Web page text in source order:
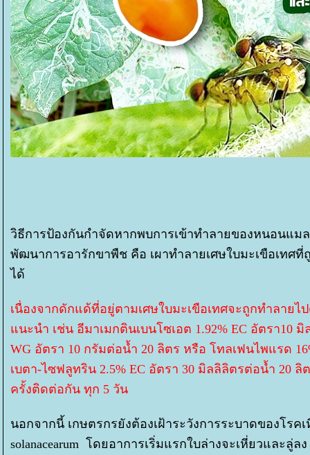
วิธีการป้องกันกำจัดหากพบการเข้าทำลายของหนอนแ
พัฒนาการอารักขาพืช คือ เผาทำลายเศษใบมะเขือเทศ
ได้
เนื่องจากดักแด้ที่อยู่ตามเศษใบมะเขือเทศจะถูกทำลา
นะนำ เช่น อีมาเมกตินเบนโซเอต 1.92% EC อัตรา10
WG อัตรา 10 กรัมต่อน้ำ 20 ลิตร หรือ โทลเฟนไพแรด
เบตา-ไซฟลูทริน 2.5% EC อัตรา 30 มิลลิลิตรต่อน้ำ 20
ครั้งติดต่อกัน ทุก 5 วัน
นอกจากนี้ เกษตรกรยังต้องเฝ้าระวังการระบาดของโรคเ
solanacearum โดยอาการเริ่มแรกใบล่างจะเหี่ยวและ